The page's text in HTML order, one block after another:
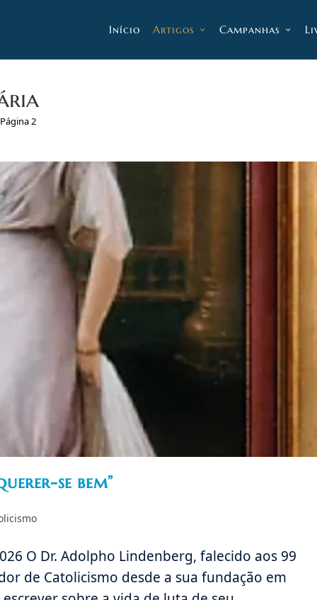
Início Artigos Campanhas
Página 2
se bem”
O Dr. Adolpho Lindenberg, falecido aos 99
de Catolicismo desde a sua fundação em